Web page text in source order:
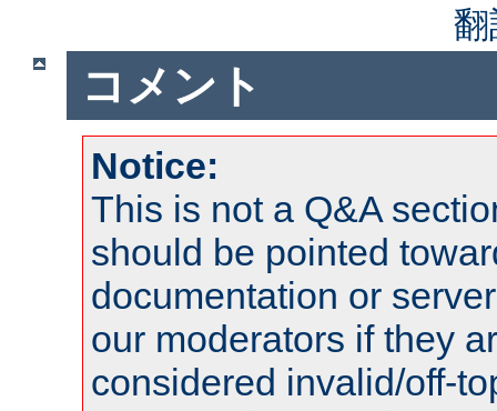
コメント
Notice:
This is not a Q&A
should be pointed
documentation or
our moderators if they
considered invalid/off-